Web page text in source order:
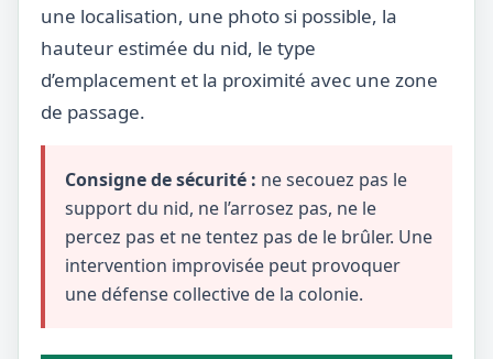
une localisation, une photo si possible, la
hauteur estimée du nid, le type
d’emplacement et la proximité avec une zone
de passage.
Consigne de sécurité : ne secouez pas le
support du nid, ne l’arrosez pas, ne le
percez pas et ne tentez pas de le brûler. Une
intervention improvisée peut provoquer
une défense collective de la colonie.